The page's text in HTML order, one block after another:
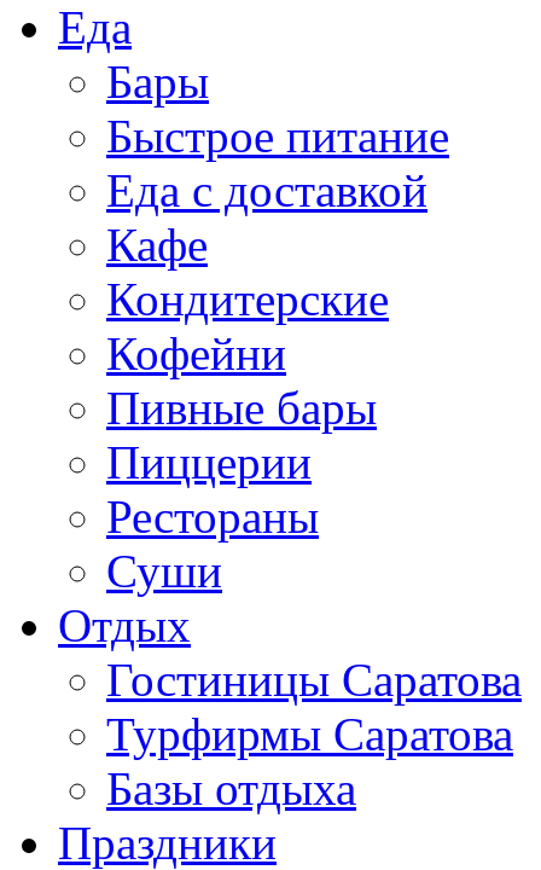
Еда
Бары
Быстрое питание
Еда с доставкой
Кафе
Кондитерские
Кофейни
Пивные бары
Пиццерии
Рестораны
Суши
Отдых
Гостиницы Саратова
Турфирмы Саратова
Базы отдыха
Праздники